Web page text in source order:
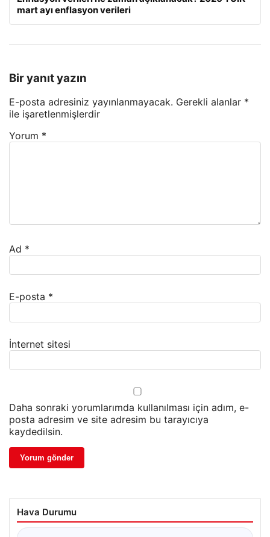
mart ayı enflasyon verileri
Bir yanıt yazın
E-posta adresiniz yayınlanmayacak. Gerekli alanlar *
ile işaretlenmişlerdir
Yorum *
Ad *
E-posta *
İnternet sitesi
Daha sonraki yorumlarımda kullanılması için adım, e-
posta adresim ve site adresim bu tarayıcıya
kaydedilsin.
Hava Durumu